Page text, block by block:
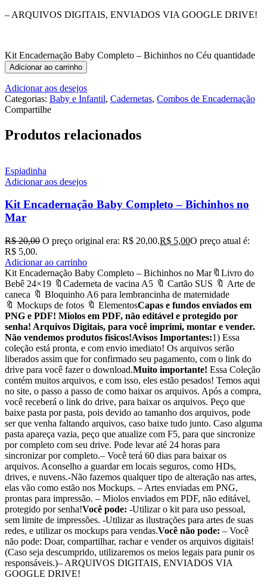
– ARQUIVOS DIGITAIS, ENVIADOS VIA GOOGLE DRIVE!
Kit Encadernação Baby Completo – Bichinhos no Céu quantidade
Adicionar ao carrinho
Adicionar aos desejos
Categorias: Baby e Infantil, Cadernetas, Combos de Encadernação
Compartilhe
Produtos relacionados
Espiadinha
Adicionar aos desejos
Kit Encadernação Baby Completo – Bichinhos no
Mar
R$20,00 O preço original era: R$ 20,00.R$ 5,00O preço atual é:
R$ 5,00.
Adicionar ao carrinho
Kit Encadernação Baby Completo – Bichinhos no Mar🔖Livro do
Bebê 24×19 🔖Caderneta de vacina A5 🔖 Cartão SUS 🔖 Arte de
caneca 🔖 Bloquinho A6 para lembrancinha de maternidade
🔖 Mockups de fotos 🔖 ElementosCapas e fundos enviados em
PNG e PDF! Miolos em PDF, não editável e protegido por
senha! Arquivos Digitais, para você imprimi, montar e vender.
Não vendemos produtos físicos!Avisos Importantes:1) Essa
coleção está pronta, e com envio imediato! Os arquivos serão
liberados assim que for confirmado seu pagamento, com o link do
drive para você fazer o download.Muito importante! Essa Coleção
contém muitos arquivos, e com isso, eles estão pesados! Temos aqui
no site, o passo a passo de como baixar os arquivos. Após a compra,
você receberá o link do drive, para baixar os arquivos. Peço que
baixe pasta por pasta, pois devido ao tamanho dos arquivos, pode
ser que venha faltando arquivos, caso baixe tudo junto. Caso alguma
pasta apareça vazia, peço que atualize com F5, para que sincronize
por completo com seu drive. Pode levar até 24 horas para
sincronizar por completo.– Você terá 60 dias para baixar os
arquivos. Aconselho a guardar em locais seguros, como HDs,
drives, e nuvens.-Não fazemos qualquer tipo de alteração nas artes,
elas vão como estão nos Mockups. – Artes enviadas em PNG,
prontas para impressão. – Miolos enviados em PDF, não editável,
protegido por senha!Você pode: -Utilizar o kit para uso pessoal,
sem limite de impressões. -Utilizar as ilustrações para artes de suas
redes, e utilizar os mockups para vendas.Você não pode: – Você
não pode: Doar, compartilhar, rachar e vender os arquivos digitais!
(Caso seja descumprido, utilizaremos os meios legais para punir os
responsáveis.)– ARQUIVOS DIGITAIS, ENVIADOS VIA
GOOGLE DRIVE!